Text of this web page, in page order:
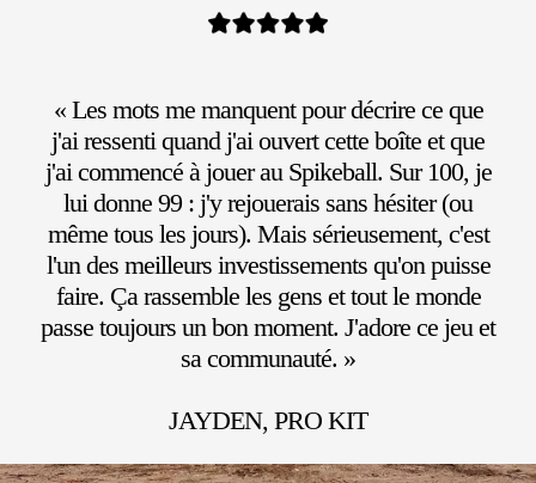
« Les mots me manquent pour décrire ce que
j'ai ressenti quand j'ai ouvert cette boîte et que
j'ai commencé à jouer au Spikeball. Sur 100, je
lui donne 99 : j'y rejouerais sans hésiter (ou
même tous les jours). Mais sérieusement, c'est
l'un des meilleurs investissements qu'on puisse
faire. Ça rassemble les gens et tout le monde
passe toujours un bon moment. J'adore ce jeu et
sa communauté. »
JAYDEN, PRO KIT